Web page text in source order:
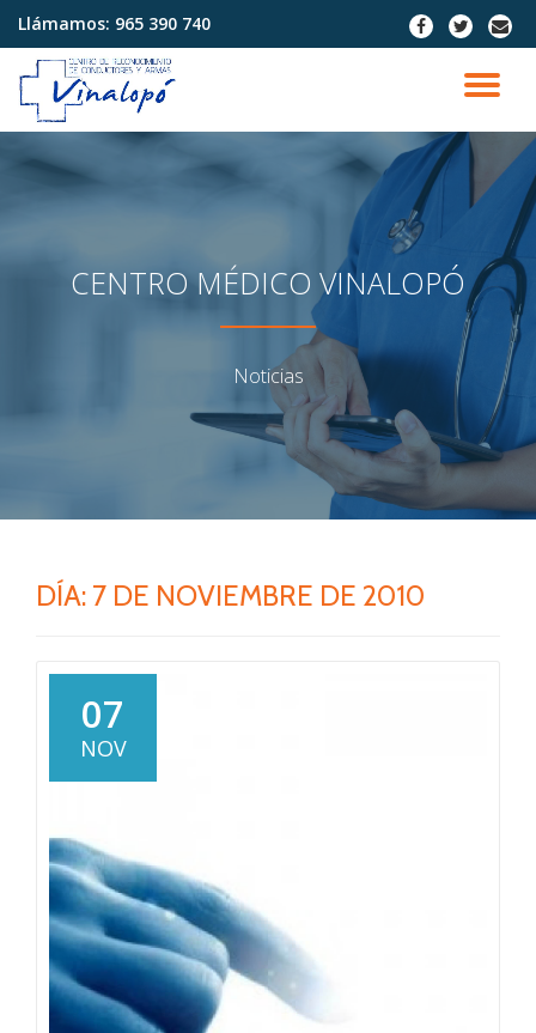
Saltar
contenido
Llámamos: 965 390 740
fa-
facebook
fa-
twitter
fa-
CENTRO MÉDICO VINALOPÓ
Noticias
DÍA: 7 DE NOVIEMBRE DE 2010
07
NOV